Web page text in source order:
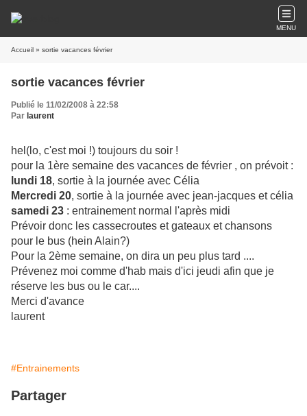
MENU
Accueil » sortie vacances février
sortie vacances février
Publié le 11/02/2008 à 22:58
Par laurent
hel(lo, c'est moi !) toujours du soir !
pour la 1ère semaine des vacances de février , on prévoit :
lundi 18, sortie à la journée avec Célia
Mercredi 20, sortie à la journée avec jean-jacques et célia
samedi 23 : entrainement normal l'après midi
Prévoir donc les cassecroutes et gateaux et chansons
pour le bus (hein Alain?)
Pour la 2ème semaine, on dira un peu plus tard ....
Prévenez moi comme d'hab mais d'ici jeudi afin que je
réserve les bus ou le car....
Merci d'avance
laurent
#Entrainements
Partager